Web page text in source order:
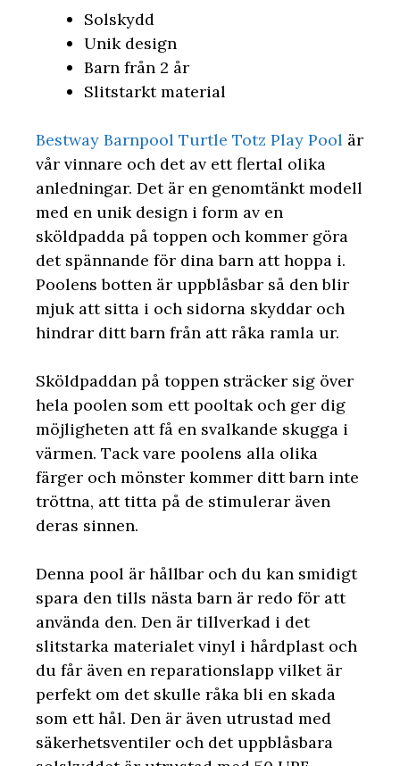
Solskydd
Unik design
Barn från 2 år
Slitstarkt material
Bestway Barnpool Turtle Totz Play Pool är
vår vinnare och det av ett flertal olika
anledningar. Det är en genomtänkt modell
med en unik design i form av en
sköldpadda på toppen och kommer göra
det spännande för dina barn att hoppa i.
Poolens botten är uppblåsbar så den blir
mjuk att sitta i och sidorna skyddar och
hindrar ditt barn från att råka ramla ur.
Sköldpaddan på toppen sträcker sig över
hela poolen som ett pooltak och ger dig
möjligheten att få en svalkande skugga i
värmen. Tack vare poolens alla olika
färger och mönster kommer ditt barn inte
tröttna, att titta på de stimulerar även
deras sinnen.
Denna pool är hållbar och du kan smidigt
spara den tills nästa barn är redo för att
använda den. Den är tillverkad i det
slitstarka materialet vinyl i hårdplast och
du får även en reparationslapp vilket är
perfekt om det skulle råka bli en skada
som ett hål. Den är även utrustad med
säkerhetsventiler och det uppblåsbara